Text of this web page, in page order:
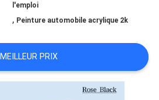
l'emploi
, Peinture automobile acrylique 2k
MEILLEUR PRIX